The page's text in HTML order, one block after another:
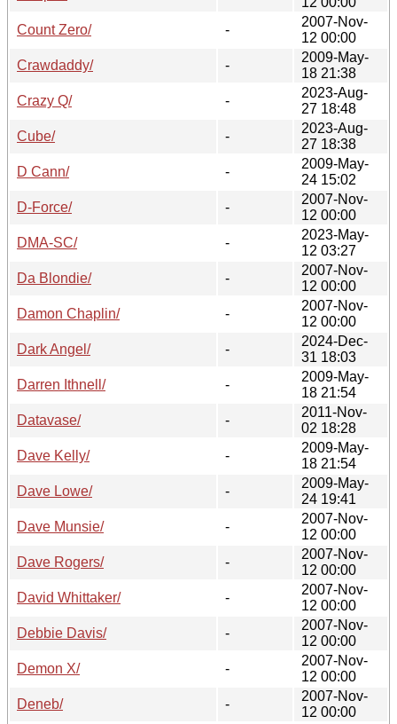
Count Zero/
-
2007-Nov-
12 00:00
Crawdaddy/
-
2009-May-
18 21:38
Crazy Q/
-
2023-Aug-
27 18:48
Cube/
-
2023-Aug-
27 18:38
D Cann/
-
2009-May-
24 15:02
D-Force/
-
2007-Nov-
12 00:00
DMA-SC/
-
2023-May-
12 03:27
Da Blondie/
-
2007-Nov-
12 00:00
Damon Chaplin/
-
2007-Nov-
12 00:00
Dark Angel/
-
2024-Dec-
31 18:03
Darren Ithnell/
-
2009-May-
18 21:54
Datavase/
-
2011-Nov-
02 18:28
Dave Kelly/
-
2009-May-
18 21:54
Dave Lowe/
-
2009-May-
24 19:41
Dave Munsie/
-
2007-Nov-
12 00:00
Dave Rogers/
-
2007-Nov-
12 00:00
David Whittaker/
-
2007-Nov-
12 00:00
Debbie Davis/
-
2007-Nov-
12 00:00
Demon X/
-
2007-Nov-
12 00:00
Deneb/
-
2007-Nov-
12 00:00